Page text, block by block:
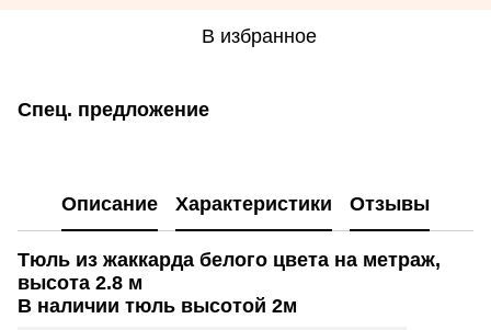
В избранное
Спец. предложение
Описание Характеристики Отзывы
Тюль из жаккарда белого цвета на метраж,
высота 2.8 м
В наличии тюль высотой 2м